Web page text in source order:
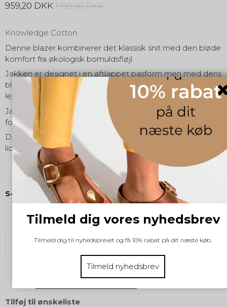
959,20 DKK 1.199,00 DKK
Knowledge Cotton
Denne blazer kombinerer det klassisk snit med den bløde
komfort fra økologisk bomuldsfløjl.
Jakken er designet i en afslappet pasform men med dens
blazer look er den ideel til både smarte og afslappede
lejligheder.
Jakken lukkes med tre knapper og tre påsyede lommer
foran giver den et tidløst look med praktiske detaljer.
Den bløde fløjlskvalitet gør den både varm og lækker i de
lidt køligere måneder.
S-M-L:
XXL
Vælg størrelse
KØB
Tilføj til ønskeliste
Tilmeld dig vores nyhedsbrev
Tilmeld dig til nyhedsbrevet og få 10% rabat på dit næste køb.
Tilmeld nyhedsbrev